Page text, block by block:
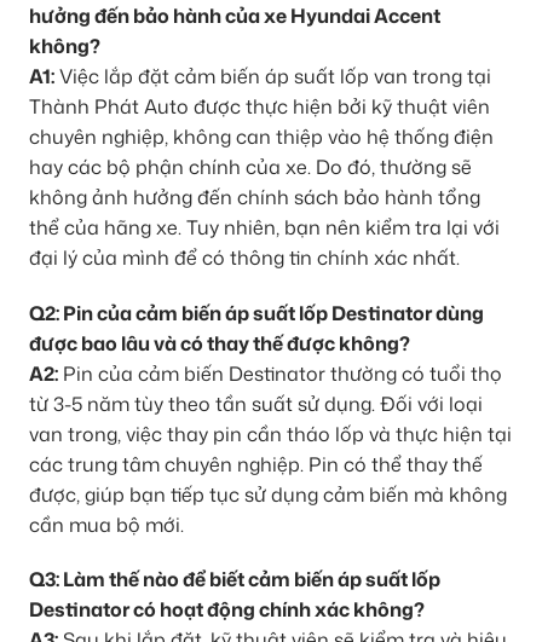
hưởng đến bảo hành của xe Hyundai Accent
không?
A1:Việc lắp đặt cảm biến áp suất lốp van trong tại
Thành Phát Auto được thực hiện bởi kỹ thuật viên
chuyên nghiệp, không can thiệp vào hệ thống điện
hay các bộ phận chính của xe. Do đó, thường sẽ
không ảnh hưởng đến chính sách bảo hành tổng
thể của hãng xe. Tuy nhiên, bạn nên kiểm tra lại với
đại lý của mình để có thông tin chính xác nhất.
Q2: Pin của cảm biến áp suất lốp Destinator dùng
được bao lâu và có thay thế được không?
A2: Pin của cảm biến Destinator thường có tuổi thọ
từ 3-5 năm tùy theo tần suất sử dụng. Đối với loại
van trong, việc thay pin cần tháo lốp và thực hiện tại
các trung tâm chuyên nghiệp. Pin có thể thay thế
được, giúp bạn tiếp tục sử dụng cảm biến mà không
cần mua bộ mới.
Q3: Làm thế nào để biết cảm biến áp suất lốp
Destinator có hoạt động chính xác không?